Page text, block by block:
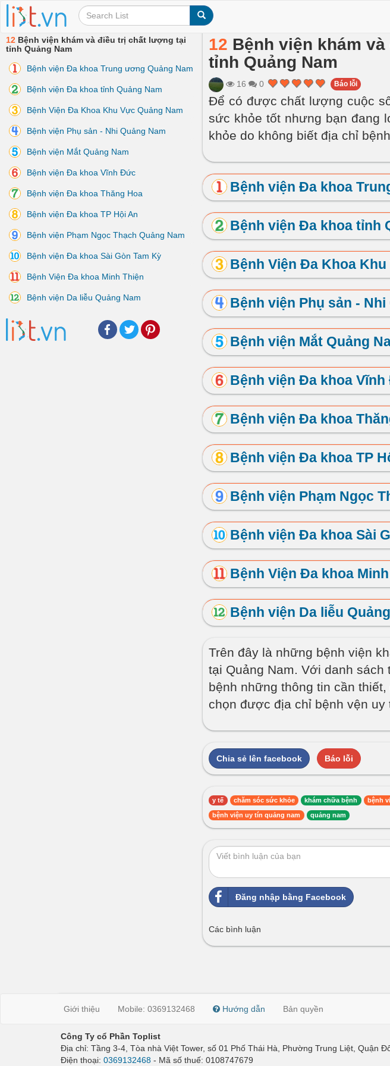
12 Bệnh viện khám và điều trị chất lượng tại
tỉnh Quảng Nam
Bệnh viện Đa khoa Trung ương Quảng Nam
Bệnh viện Đa khoa tỉnh Quảng Nam
Bệnh Viện Đa Khoa Khu Vực Quảng Nam
Bệnh viện Phụ sản - Nhi Quảng Nam
Bệnh viện Mắt Quảng Nam
Bệnh viện Đa khoa Vĩnh Đức
Bệnh viện Đa khoa Thăng Hoa
Bệnh viện Đa khoa TP Hội An
Bệnh viện Phạm Ngọc Thạch Quảng Nam
Bệnh viện Đa khoa Sài Gòn Tam Kỳ
Bệnh Viện Đa khoa Minh Thiện
Bệnh viện Da liễu Quảng Nam
Facebook
TwitterPinterest
12 Bệnh viện khám
tỉnh Quảng Nam
16 0 Báo lỗi
Để có được chất lượng cuộc
sức khỏe tốt nhưng bạn đang
khỏe do không biết địa chỉ bệnh
Bệnh viện Đa khoa
Bệnh viện Đa khoa tỉnh
Bệnh Viện Đa Khoa
Bệnh viện Phụ sản - Nhi
Bệnh viện Mắt Quảng
Bệnh viện Đa khoa
Bệnh viện Đa khoa
Bệnh viện Đa khoa TP
Bệnh viện Phạm Ngọc
Bệnh viện Đa khoa Sài
Bệnh Viện Đa khoa
Bệnh viện Da liễu
Trên đây là những bệnh viện
tại Quảng Nam. Với danh
bệnh những thông tin cần
chọn được địa chỉ bệnh vện uy
Chia sẻ lên facebook Báo lỗi
y tế chăm sóc sức khỏe khám chữa bệnh bệnh
bệnh viện uy tín quảng nam quảng nam
Đăng nhập bằng Facebook
Các bình luận
Giới thiệu Mobile: 0369132468 Hướng dẫn Bản quyền
Công Ty cổ Phần Toplist
Địa chỉ: Tầng 3-4, Tòa nhà Việt Tower, số 01 Phố Thái Hà, Phường Trung Liệt, Quận
Điện thoại: 0369132468 - Mã số thuế: 0108747679